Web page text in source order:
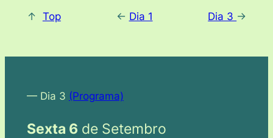
↑ Top <- Dia 1 Dia 3 ->
— Dia 3 (Programa)
Sexta 6 de Setembro